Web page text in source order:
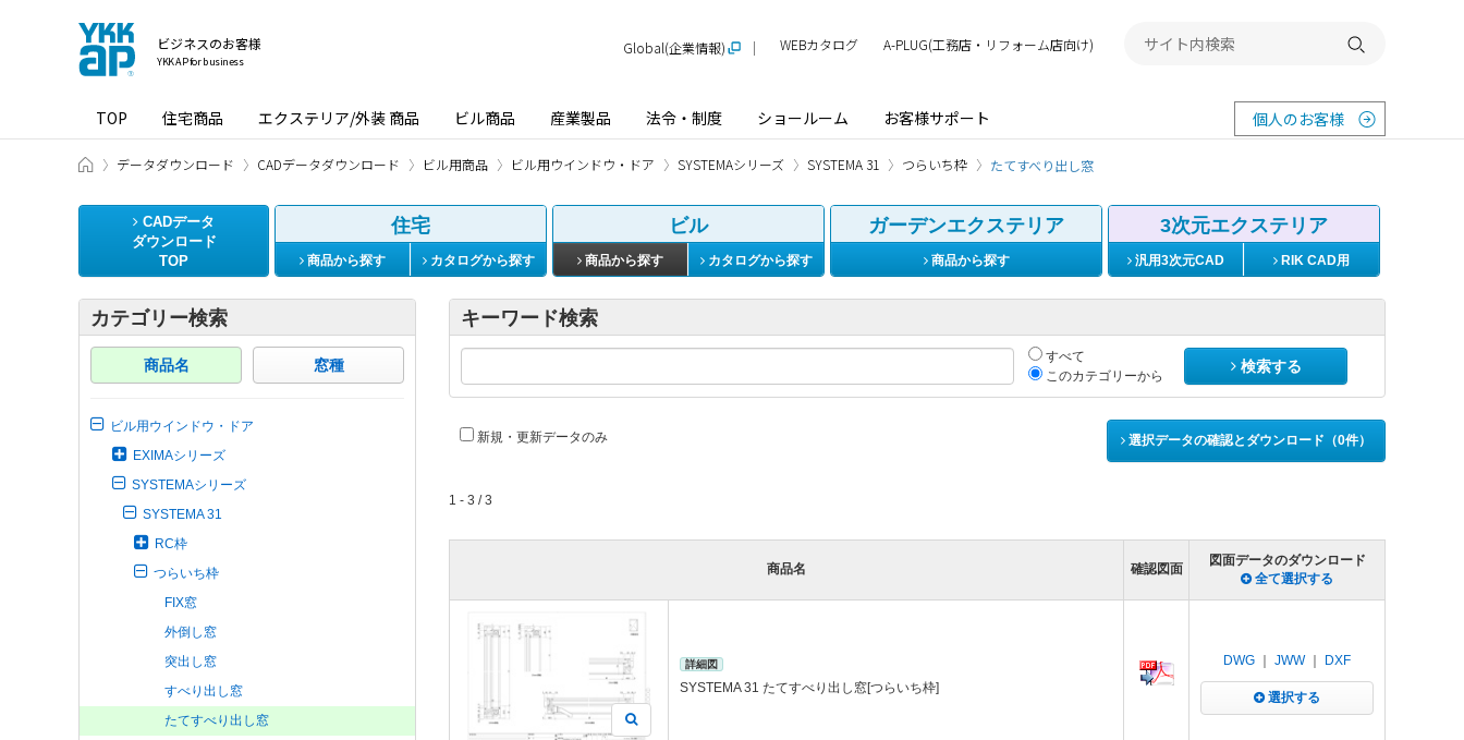
ビジネスのお客様
YKK AP for business
TOP 住宅商品 エクステリア/外装 商品 ビル商品 産業製品 法令・制度 ショールーム お客様サポート 個人のお客様
Global(企業情報) WEBカタログ A-PLUG(工務店・リフォーム店向け) 検索する
ビジネスのお客様 HOME
データダウンロード CADデータダウンロード ビル用商品 ビル用ウインドウ・ドア SYSTEMAシリーズ SYSTEMA 31 つらいち枠 たてすべり出し窓
CADデータ
ダウンロード
TOP
住宅
商品から探す カタログから探す
ビル
商品から探す カタログから探す
ガーデンエクステリア
商品から探す
3次元エクステリア
汎用3次元CAD RIK CAD用
カテゴリー検索
商品名 窓種
ビル用ウインドウ・ドア
EXIMAシリーズ
SYSTEMAシリーズ
SYSTEMA 31
RC枠
つらいち枠
FIX窓
外倒し窓
突出し窓
すべり出し窓
たてすべり出し窓
キーワード検索
すべて
このカテゴリーから
検索する
新規・更新データのみ 選択データの確認とダウンロード（0件）
1 - 3 / 3
商品名 確認図面
図面データのダウンロード
全て選択する
詳細図
SYSTEMA 31 たてすべり出し窓[つらいち枠]
DWG JWW｜ DXF
選択する